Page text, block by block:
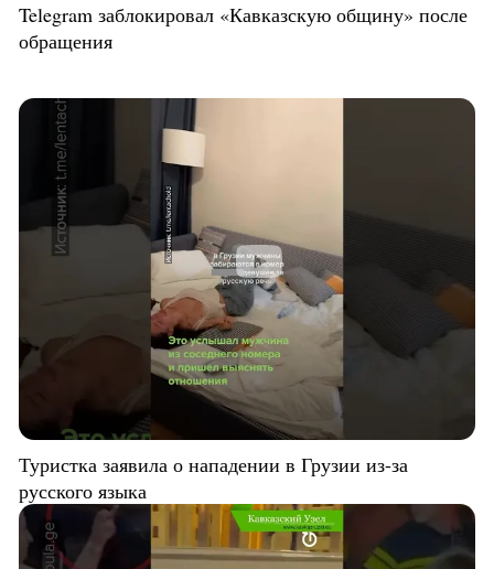
Telegram заблокировал «Кавказскую общину» после
обращения
Туристка заявила о нападении в Грузии из-за
русского языка